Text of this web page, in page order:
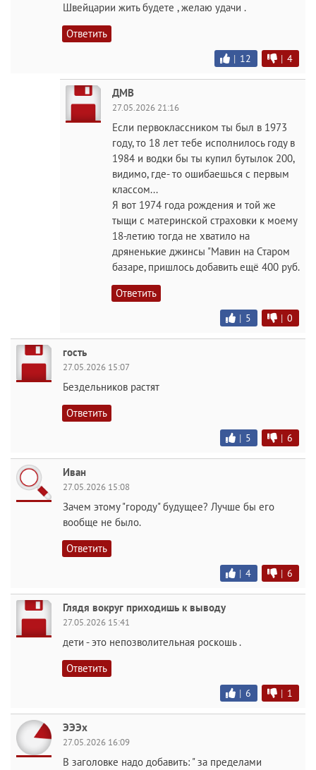
Швейцарии жить будете , желаю удачи .
Ответить
| 12 | 4
ДМВ
27.05.2026 21:16
Если первоклассником ты был в 1973
году, то 18 лет тебе исполнилось году в
1984 и водки бы ты купил бутылок 200,
видимо, где- то ошибаешься с первым
классом...
Я вот 1974 года рождения и той же
тыщи с материнской страховки к моему
18-летию тогда не хватило на
дряненькие джинсы "Мавин на Старом
базаре, пришлось добавить ещё 400 руб.
Ответить
| 5 | 0
гость
27.05.2026 15:07
Бездельников растят
Ответить
| 5 | 6
Иван
27.05.2026 15:08
Зачем этому "городу" будущее? Лучше бы его
вообще не было.
Ответить
| 4 | 6
Глядя вокруг приходишь к выводу
27.05.2026 15:41
дети - это непозволительная роскошь .
Ответить
| 6 | 1
ЭЭЭх
27.05.2026 16:09
В заголовке надо добавить: " за пределами